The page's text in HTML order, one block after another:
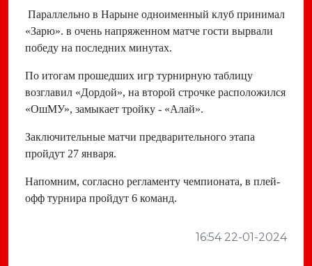
Параллельно в Нарыне одноименный клуб принимал
«Зарю». в очень напряженном матче гости вырвали
победу на последних минутах.
По итогам прошедших игр турнирную таблицу
возглавил «Дордой», на второй строчке расположился
«ОшМУ», замыкает тройку - «Алай».
Заключительные матчи предварительного этапа
пройдут 27 января.
Напомним, согласно регламенту чемпионата, в плей-
офф турнира пройдут 6 команд.
16:54 22-01-2024